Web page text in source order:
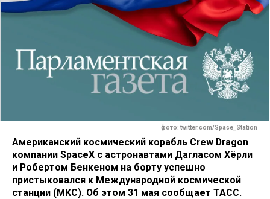
фото: twitter.com/Space_Station
Американский космический корабль Crew Dragon
компании SpaceX с астронавтами Дагласом Хёрли
и Робертом Бенкеном на борту успешно
пристыковался к Международной космической
станции (МКС). Об этом 31 мая сообщает ТАСС.